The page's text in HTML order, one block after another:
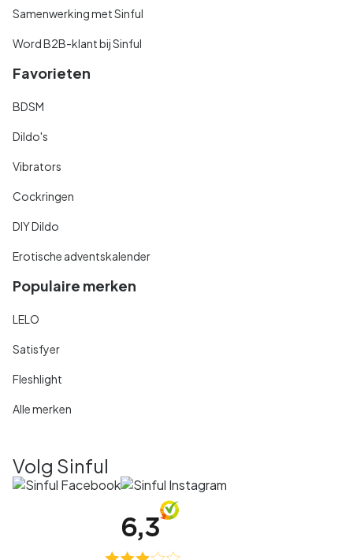
Samenwerking met Sinful
Word B2B-klant bij Sinful
Favorieten
BDSM
Dildo's
Vibrators
Cockringen
DIY Dildo
Erotische adventskalender
Populaire merken
LELO
Satisfyer
Fleshlight
Alle merken
Volg Sinful